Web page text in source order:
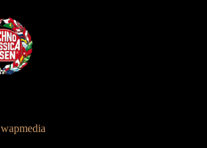
wapmedia